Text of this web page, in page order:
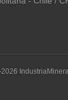
2026